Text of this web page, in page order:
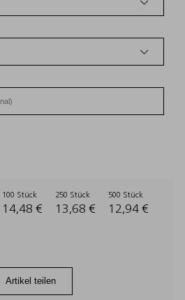
100 Stück
14,48 €
250 Stück
13,68 €
500 Stück
12,94 €
Artikel teilen